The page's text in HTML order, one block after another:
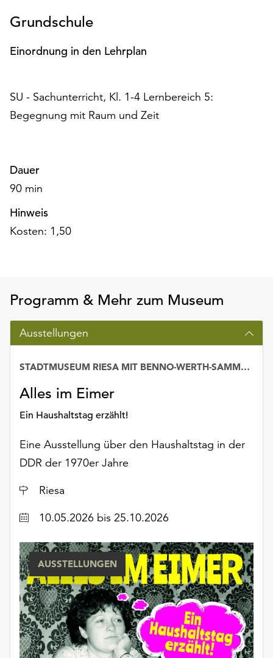
jederzeit
und
widerrufen.
steht
Ihnen
am
die
Schaltfläche
Einstellungen“
zur
auch
Ihr
Einverständnis
ausgeführt.
Möchten
die
Cookies
anpassen,
Sie
Einstellungen
die
Schaltfläche
„Auswählen“.
Weitere
Informationen
finden
Sie
Grundschule
Einordnung in den Lehrplan
SU - Sachunterricht, Kl. 1-4 Lernbereich 5:
Begegnung mit Raum und Zeit
Dauer
90 min
Hinweis
Kosten: 1,50
Programm & Mehr zum Museum
Ausstellungen
Alles im Eimer
Ein Haushaltstag erzählt!
STADTMUSEUM RIESA MIT BENNO-WERTH-SAMMLUNG
Eine Ausstellung über den Haushaltstag in der
DDR der 1970er Jahre
Ort
Riesa
Datum10.05.2026 bis 25.10.2026
AUSSTELLUNGEN